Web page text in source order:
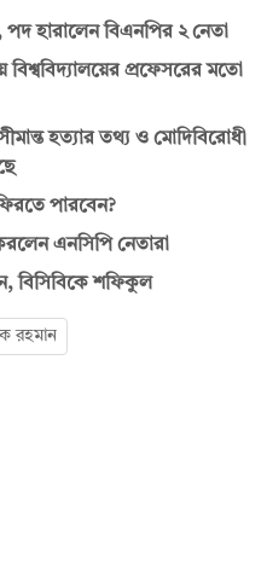
হারালেন বিএনপির ২ নেতা
বিশ্ববিদ্যালয়ের প্রফেসরের মতো
হত্যার তথ্য ও মোদিবিরোধী
পারবেন?
এনসিপি নেতারা
বিসিবিকে শফিকুল
রহমান